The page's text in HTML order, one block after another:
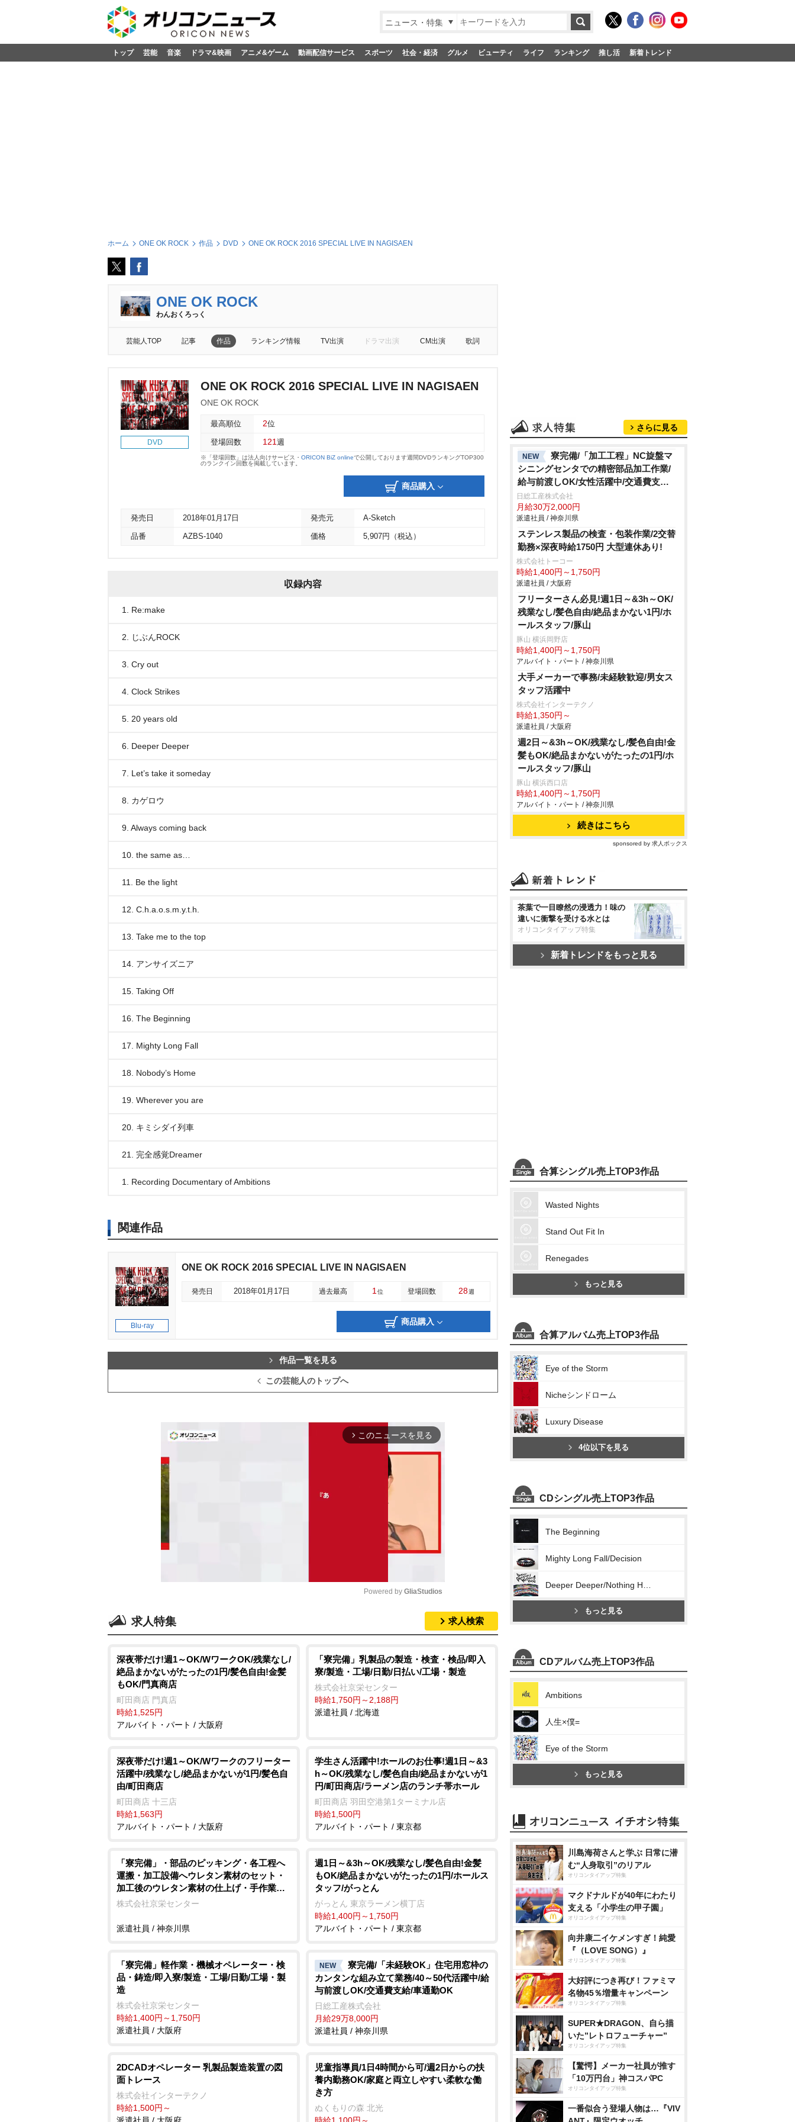
ニュース・特集
トップ 芸能 音楽 ドラマ&映画 アニメ&ゲーム 動画配信サービス スポーツ 社会・経済 グルメ ビューティ ライフ ランキング 推し活 新着トレンド
ホーム ONE OK ROCK 作品 DVD ONE OK ROCK 2016 SPECIAL LIVE IN NAGISAEN
ONE OK ROCK
わんおくろっく
芸能人TOP 記事 作品 ランキング情報 TV出演 ドラマ出演 CM出演 歌詞
DVD
ONE OK ROCK 2016 SPECIAL LIVE IN NAGISAEN
ONE OK ROCK
最高順位 2位
登場回数 121 週
※「登場回数」は法人向けサービス・ ORICON BiZ onlineで公開しております週間DVDランキングTOP300
のランクイン回数を掲載しています。
商品購入
発売日 2018年01月17日 発売元 A-Sketch
品番 AZBS-1040 価格 5,907円（税込）
収録内容
1. Re:make
2. じぶんROCK
3. Cry out
4. Clock Strikes
5. 20 years old
6. Deeper Deeper
7. Let’s take it someday
8. カゲロウ
9. Always coming back
10. the same as…
11. Be the light
12. C.h.a.o.s.m.y.t.h.
13. Take me to the top
14. アンサイズニア
15. Taking Off
16. The Beginning
17. Mighty Long Fall
18. Nobody’s Home
19. Wherever you are
20. キミシダイ列車
21. 完全感覚Dreamer
1. Recording Documentary of Ambitions
関連作品
Blu-ray
ONE OK ROCK 2016 SPECIAL LIVE IN NAGISAEN
発売日 2018年01月17日 過去最高 1 位 登場回数 28週
商品購入
作品一覧を見る
この芸能人のトップへ
arrow_forward_ios このニュースを見る
t
e
Powered by GliaStudios
求人特集 求人検索
深夜帯だけ!週1～OK/WワークOK/残業なし/
絶品まかないがたったの1円/髪色自由!金髪
もOK/門真商店
町田商店 門真店
時給1,525円
アルバイト・パート / 大阪府
「寮完備」乳製品の製造・検査・検品/即入
寮/製造・工場/日勤/日払い/工場・製造
株式会社京栄センター
時給1,750円～2,188円
派遣社員 / 北海道
深夜帯だけ!週1～OK/Wワークのフリーター
活躍中/残業なし/絶品まかないが1円/髪色自
由/町田商店
町田商店 十三店
時給1,563円
アルバイト・パート / 大阪府
学生さん活躍中!ホールのお仕事!週1日～&3
h～OK/残業なし/髪色自由/絶品まかないが1
円/町田商店/ラーメン店のランチ帯ホール
町田商店 羽田空港第1ターミナル店
時給1,500円
アルバイト・パート / 東京都
「寮完備」・部品のピッキング・各工程へ
運搬・加工設備へウレタン素材のセット・
加工後のウレタン素材の仕上げ・手作業
エアドライバーを使用しての車用シートの
株式会社京栄センター
派遣社員 / 神奈川県
週1日～&3h～OK/残業なし/髪色自由!金髪
もOK/絶品まかないがたったの1円/ホールス
タッフ/がっとん
がっとん 東京ラーメン横丁店
時給1,400円～1,750円
アルバイト・パート / 東京都
「寮完備」軽作業・機械オペレーター・検
品・鋳造/即入寮/製造・工場/日勤/工場・製
造
株式会社京栄センター
時給1,400円～1,750円
派遣社員 / 大阪府
NEW
寮完備/「未経験OK」住宅用窓枠の
カンタンな組み立て業務/40～50代活躍中/給
与前渡しOK/交通費支給/車通勤OK
日総工産株式会社
月給29万8,000円
派遣社員 / 神奈川県
2DCADオペレーター 乳製品製造装置の図
面トレース
株式会社インターテクノ
時給1,500円～
児童指導員/1日4時間から可/週2日からの扶
養内勤務OK/家庭と両立しやすい柔軟な働
き方
ぬくもりの森 北光
さらに見る
NEW
寮完備/「加工工程」NC旋盤マ
シニングセンタでの精密部品加工作業/
給与前渡しOK/女性活躍中/交通費支給/
日勤シフト
日総工産株式会社
月給30万2,000円
派遣社員 / 神奈川県
ステンレス製品の検査・包装作業/2交替
勤務×深夜時給1750円 大型連休あり!
株式会社トーコー
時給1,400円～1,750円
派遣社員 / 大阪府
フリーターさん必見!週1日～&3h～OK/
残業なし/髪色自由/絶品まかない1円/ホ
ールスタッフ/豚山
豚山 横浜岡野店
時給1,400円～1,750円
アルバイト・パート / 神奈川県
大手メーカーで事務/未経験歓迎/男女ス
タッフ活躍中
株式会社インターテクノ
時給1,350円～
派遣社員 / 大阪府
週2日～&3h～OK/残業なし/髪色自由!金
髪もOK/絶品まかないがたったの1円/ホ
ールスタッフ/豚山
豚山 横浜西口店
時給1,400円～1,750円
アルバイト・パート / 神奈川県
続きはこちら
sponsored by 求人ボックス
茶葉で一目瞭然の浸透力！味の
違いに衝撃を受ける水とは
オリコンタイアップ特集
新着トレンドをもっと見る
合算シングル売上TOP3作品
Wasted Nights
Stand Out Fit In
Renegades
もっと見る
合算アルバム売上TOP3作品
Eye of the Storm
Nicheシンドローム
Luxury Disease
4位以下を見る
CDシングル売上TOP3作品
The Beginning
Mighty Long Fall/Decision
もっと見る
CDアルバム売上TOP3作品
Ambitions
人生×僕=
Eye of the Storm
もっと見る
川島海荷さんと学ぶ 日常に潜
む“人身取引”のリアル
オリコンタイアップ特集
マクドナルドが40年にわたり
支える「小学生の甲子園」
オリコンタイアップ特集
向井康二イケメンすぎ！純愛
『（LOVE SONG）』
オリコンタイアップ特集
大好評につき再び！ファミマ
名物45％増量キャンペーン
オリコンタイアップ特集
SUPER★DRAGON、自ら描
いた”レトロフューチャー”
オリコンタイアップ特集
【驚愕】メーカー社員が推す
「10万円台」神コスパPC
オリコンタイアップ特集
一番似合う登場人物は…『VIV